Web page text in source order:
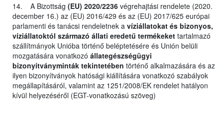
14. A Bizottság (EU) 2020/2236 végrehajtási rendelete (2020.
december 16.) az (EU) 2016/429 és az (EU) 2017/625 európai
parlamenti és tanácsi rendeletnek a víziállatokat és bizonyos,
víziállatoktól származó állati eredetű termékeket tartalmazó
szállítmányok Unióba történő beléptetésére és Unión belüli
mozgatására vonatkozó állategészségügyi
bizonyítványminták tekintetében történő alkalmazására és az
ilyen bizonyítványok hatósági kiállítására vonatkozó szabályok
megállapításáról, valamint az 1251/2008/EK rendelet hatályon
kívül helyezéséről (EGT-vonatkozású szöveg)